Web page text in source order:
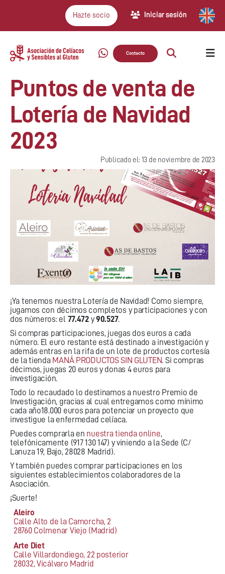
Hazte socio Iniciar sesión
Contacto
Puntos de venta de
Lotería de Navidad
2023
Publicado el: 13 de noviembre de 2023
¡Ya tenemos nuestra Lotería de Navidad! Como siempre,
jugamos con décimos completos y participaciones y con
dos números: el 77.472y90.527.
Si compras participaciones, juegas dos euros a cada
número. El euro restante está destinado a investigación y
además entras en la rifa de un lote de productos cortesía
de la tienda MANÁ PRODUCTOS SIN GLUTEN. Si compras
décimos, juegas 20 euros y donas 4 euros para
investigación.
Todo lo recaudado lo destinamos a nuestro Premio de
Investigación, gracias al cual entregamos como mínimo
cada año18.000 euros para potenciar un proyecto que
investigue la enfermedad celíaca.
Puedes comprarla en nuestra tienda online,
telefónicamente (917 130 147) y viniendo a la Sede (C/
Lanuza 19, Bajo, 28028 Madrid).
Y también puedes comprar participaciones en los
siguientes establecimientos colaboradores de la
Asociación.
¡Suerte!
Aleiro
Calle Alto de la Camorcha, 2
28760 Colmenar Viejo (Madrid)
Arte Diet
Calle Villardondiego, 22 posterior
28032, Vicálvaro Madrid